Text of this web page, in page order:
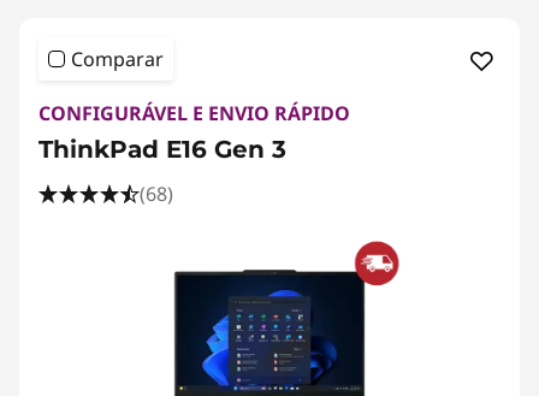
Comparar
CONFIGURÁVEL E ENVIO RÁPIDO
ThinkPad E16 Gen 3
(68)